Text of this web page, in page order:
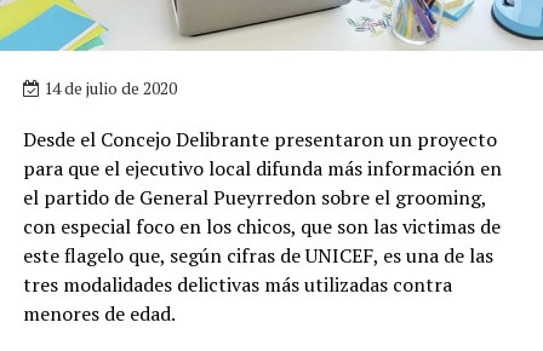
14 de julio de 2020
Desde el Concejo Delibrante presentaron un proyecto
para que el ejecutivo local difunda más información en
el partido de General Pueyrredon sobre el grooming,
con especial foco en los chicos, que son las victimas de
este flagelo que, según cifras de UNICEF, es una de las
tres modalidades delictivas más utilizadas contra
menores de edad.